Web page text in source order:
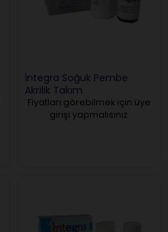
İntegra Soğuk Pembe
Akrilik Takım
Fiyatları görebilmek için üye
girişi yapmalısınız.